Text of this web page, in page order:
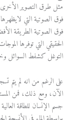
مثل طرق التصوير
فوق الصوتية التي
فوق الصوتية الطريقة
الحقيقي التي توفرها
التوغل كشفط السوائل
على الرغم من انه لم
الآن، ومع ذلك، فمن
جسم الإنسان للطاقة